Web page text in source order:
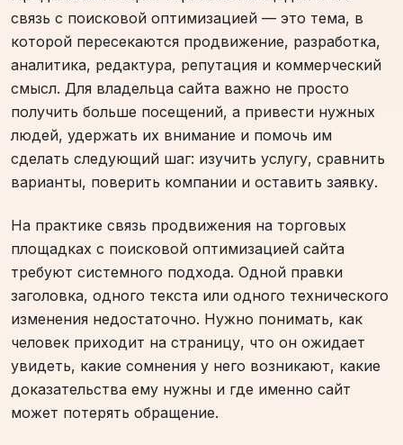
связь с поисковой оптимизацией — это тема, в
которой пересекаются продвижение, разработка,
аналитика, редактура, репутация и коммерческий
смысл. Для владельца сайта важно не просто
получить больше посещений, а привести нужных
людей, удержать их внимание и помочь им
сделать следующий шаг: изучить услугу, сравнить
варианты, поверить компании и оставить заявку.
На практике связь продвижения на торговых
площадках с поисковой оптимизацией сайта
требуют системного подхода. Одной правки
заголовка, одного текста или одного технического
изменения недостаточно. Нужно понимать, как
человек приходит на страницу, что он ожидает
увидеть, какие сомнения у него возникают, какие
доказательства ему нужны и где именно сайт
может потерять обращение.